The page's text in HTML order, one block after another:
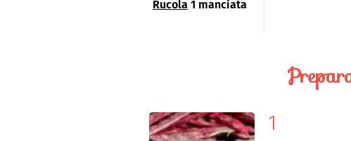
Rucola 1 manciata